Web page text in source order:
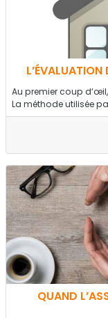
L’ÉVALUATION
Au premier coup
La méthode utilisée
QUAND